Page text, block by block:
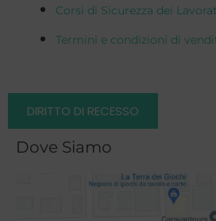
Corsi di Sicurezza dei
Termini e condizioni di
DIRITTO DI RECESSO
Dove Siamo